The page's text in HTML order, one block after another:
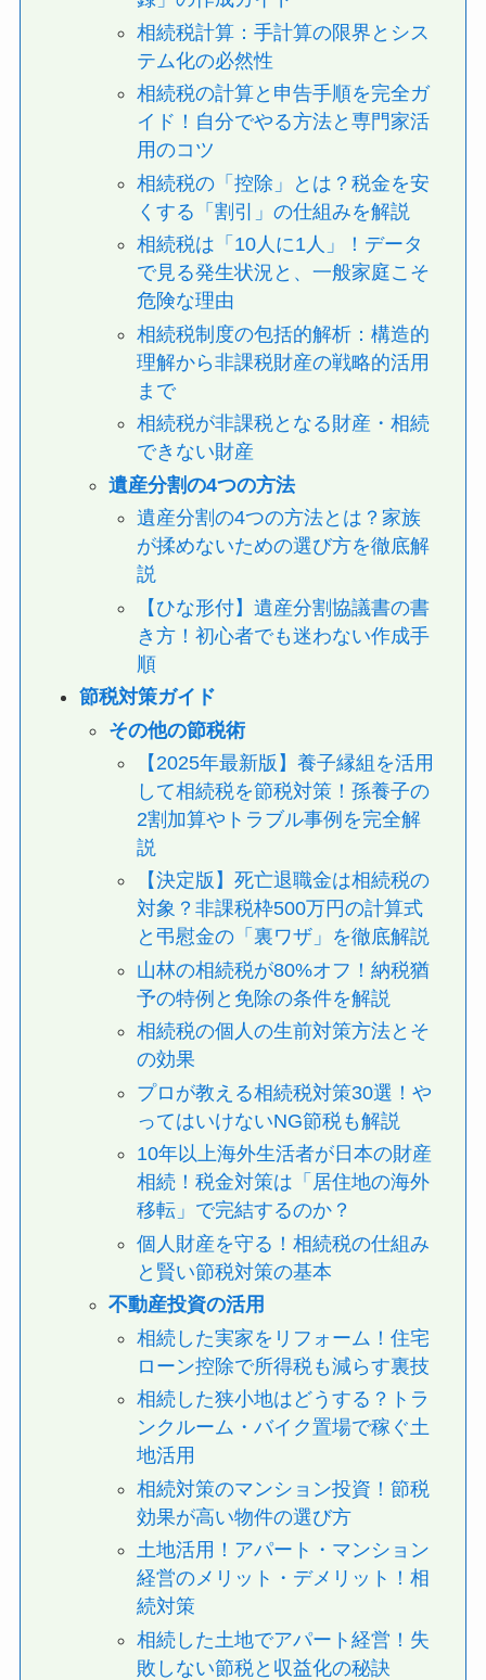
相続税計算：手計算の限界とシス
テム化の必然性
相続税の計算と申告手順を完全ガ
イド！自分でやる方法と専門家活
用のコツ
相続税の「控除」とは？税金を安
くする「割引」の仕組みを解説
相続税は「10人に1人」！データ
で見る発生状況と、一般家庭こそ
危険な理由
相続税制度の包括的解析：構造的
理解から非課税財産の戦略的活用
まで
相続税が非課税となる財産・相続
できない財産
遺産分割の4つの方法
遺産分割の4つの方法とは？家族
が揉めないための選び方を徹底解
説
【ひな形付】遺産分割協議書の書
き方！初心者でも迷わない作成手
順
節税対策ガイド
その他の節税術
【2025年最新版】養子縁組を活用
して相続税を節税対策！孫養子の
2割加算やトラブル事例を完全解
説
【決定版】死亡退職金は相続税の
対象？非課税枠500万円の計算式
と弔慰金の「裏ワザ」を徹底解説
山林の相続税が80%オフ！納税猶
予の特例と免除の条件を解説
相続税の個人の生前対策方法とそ
の効果
プロが教える相続税対策30選！や
ってはいけないNG節税も解説
10年以上海外生活者が日本の財産
相続！税金対策は「居住地の海外
移転」で完結するのか？
個人財産を守る！相続税の仕組み
と賢い節税対策の基本
不動産投資の活用
相続した実家をリフォーム！住宅
ローン控除で所得税も減らす裏技
相続した狭小地はどうする？トラ
ンクルーム・バイク置場で稼ぐ土
地活用
相続対策のマンション投資！節税
効果が高い物件の選び方
土地活用！アパート・マンション
経営のメリット・デメリット！相
続対策
相続した土地でアパート経営！失
敗しない節税と収益化の秘訣